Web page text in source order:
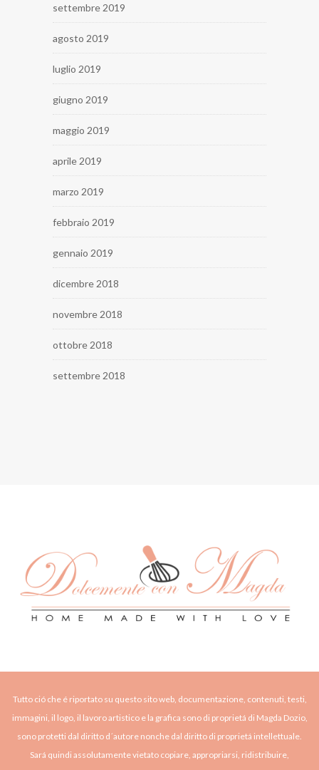
settembre 2019
agosto 2019
luglio 2019
giugno 2019
maggio 2019
aprile 2019
marzo 2019
febbraio 2019
gennaio 2019
dicembre 2018
novembre 2018
ottobre 2018
settembre 2018
Tutto ció che é riportato su questo sito web, documentazione, contenuti, testi,
immagini, il logo, il lavoro artistico e la grafica sono di proprietá di Magda Dozio,
sono protetti dal diritto d´autore nonche dal diritto di proprietá intellettuale.
Sará quindi assolutamente vietato copiare, appropriarsi, ridistribuire,